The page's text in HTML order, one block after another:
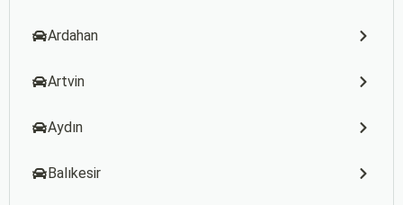
Ardahan
Artvin
Aydın
Balıkesir